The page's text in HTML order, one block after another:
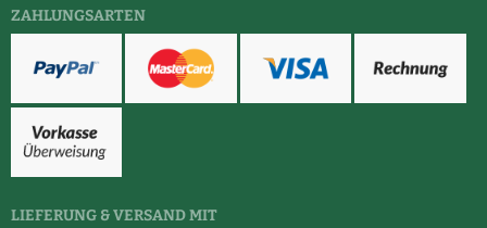
ZAHLUNGSARTEN
LIEFERUNG & VERSAND MIT